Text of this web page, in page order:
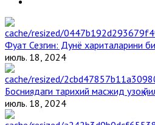
Фуат Сезгин: Дунё хариталарини
июль. 18, 2024
Босниядаги тарихий масжид узоқ
июль. 18, 2024